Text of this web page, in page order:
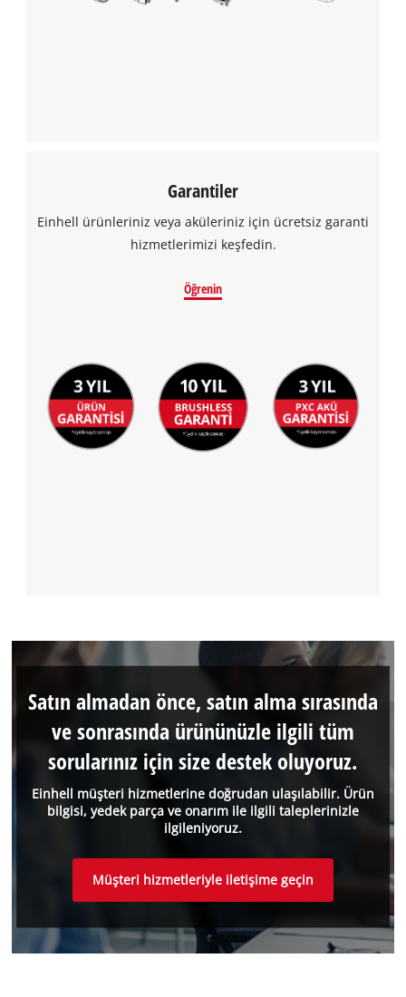
Garantiler
Einhell ürünleriniz veya aküleriniz için ücretsiz garanti
hizmetlerimizi keşfedin.
Öğrenin
Einhell müşteri hizmetlerine doğrudan ulaşılabilir. Ürün
bilgisi, yedek parça ve onarım ile ilgili taleplerinizle
ilgileniyoruz.
Satın almadan önce, satın alma sırasında
ve sonrasında ürününüzle ilgili tüm
sorularınız için size destek oluyoruz.
Müşteri hizmetleriyle iletişime geçin